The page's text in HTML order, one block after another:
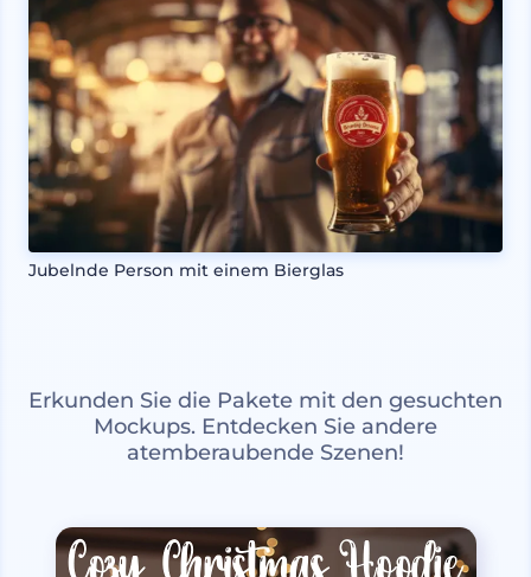
Jubelnde Person mit einem Bierglas
Erkunden Sie die Pakete mit den gesuchten
Mockups. Entdecken Sie andere
atemberaubende Szenen!